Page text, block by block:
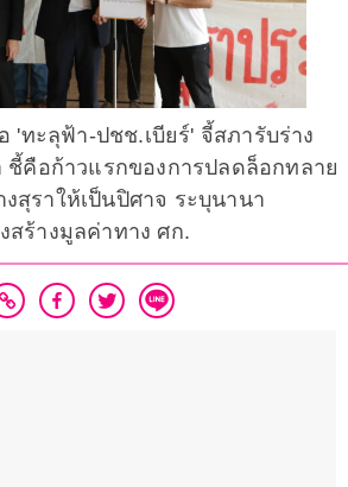
'ทะลุฟ้า-ปชช.เบียร์' จี้สภารับร่าง
ชี้คือก้าวแรกของการปลดล็อกทลาย
สุราให้เป็นปิศาจ ระบุนานา
สร้างมูลค่าทาง ศก.